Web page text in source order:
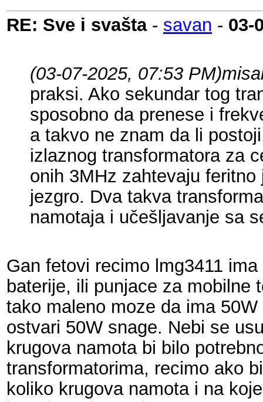
RE: Sve i svašta- savan - 03-
(03-07-2025, 07:53 PM)
praksi. Ako sekundar tog
sposobno da prenese i
a takvo ne znam da li
izlaznog transformatora za
onih 3MHz zahtevaju
jezgro. Dva takva
namotaja i učešljavanje sa
Gan fetovi recimo lmg3411
baterije, ili punjace za mobilne
tako maleno moze da ima
ostvari 50W snage. Nebi se
krugova namota bi bilo
transformatorima, recimo ako
koliko krugova namota i na